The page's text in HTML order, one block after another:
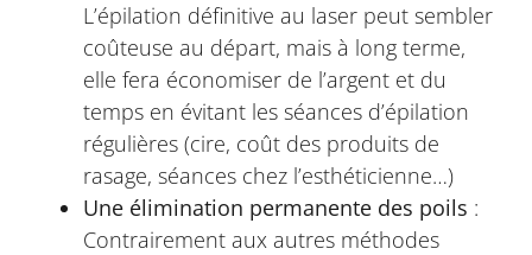
L’épilation définitive au laser peut sembler
coûteuse au départ, mais à long terme,
elle fera économiser de l’argent et du
temps en évitant les séances d’épilation
régulières (cire, coût des produits de
rasage, séances chez l’esthéticienne…)
Une élimination permanente des poils :
Contrairement aux autres méthodes